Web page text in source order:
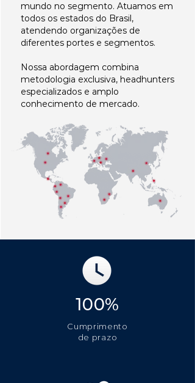
mundo no segmento. Atuamos em
todos os estados do Brasil,
atendendo organizações de
diferentes portes e segmentos.
Nossa abordagem combina
metodologia exclusiva, headhunters
especializados e amplo
conhecimento de mercado.
100%
Cumprimento
de prazo